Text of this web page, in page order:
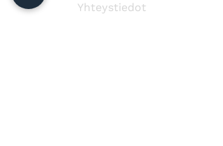
Yhteystiedot